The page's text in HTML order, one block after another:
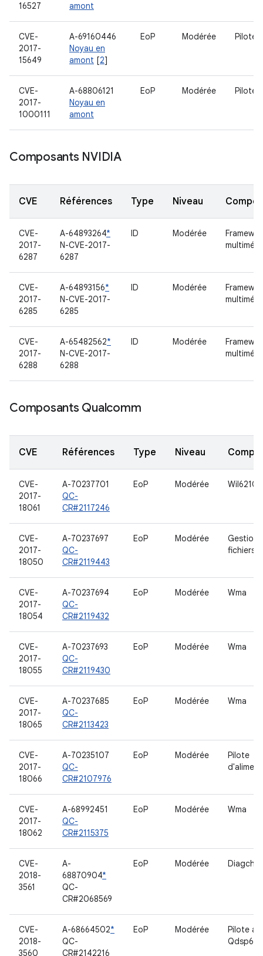
16527
amont
CVE-
2017-
15649
A-69160446
Noyau en
amont [2]
EoP Modérée Pilote
CVE-
2017-
1000111
A-68806121
Noyau en
amont
EoP Modérée Pilote
Composants NVIDIA
CVE Références Type Niveau
CVE-
2017-
6287
A-64893264*
N-CVE-2017-
6287
ID Modérée
CVE-
2017-
6285
A-64893156*
N-CVE-2017-
6285
ID Modérée
CVE-
2017-
6288
A-65482562*
N-CVE-2017-
6288
ID Modérée
Composants Qualcomm
CVE Références Type Niveau
CVE-
2017-
18061
A-70237701
QC-
CR#2117246
EoP Modérée Wil6210
CVE-
2017-
18050
A-70237697
QC-
CR#2119443
EoP Modérée
Gestion
fichiers
CVE-
2017-
18054
A-70237694
QC-
CR#2119432
EoP Modérée Wma
CVE-
2017-
18055
A-70237693
QC-
CR#2119430
EoP Modérée Wma
CVE-
2017-
18065
A-70237685
QC-
CR#2113423
EoP Modérée Wma
CVE-
2017-
18066
A-70235107
QC-
CR#2107976
EoP Modérée
Pilote
CVE-
2017-
18062
A-68992451
QC-
CR#2115375
EoP Modérée Wma
CVE-
2018-
3561
A-
68870904*
QC-
CR#2068569
EoP Modérée Diagchar
CVE-
2018-
3560
A-68664502*
QC-
CR#2142216
EoP Modérée
Pilote
Qdsp6v2